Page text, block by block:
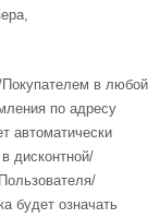
в любой
по адресу
автоматически
дисконтной/
будет означать